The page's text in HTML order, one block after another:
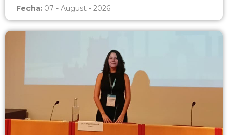
Fecha: 07 - August - 2026